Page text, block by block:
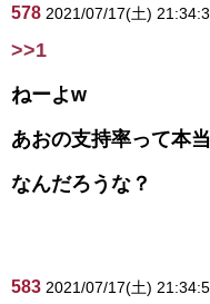
578 2021/07/17(土)
>>1
ねーよw
あおの支持率って本
なんだろうな？
583 2021/07/17(土)